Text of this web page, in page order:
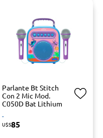
Parlante Bt Stitch
Con 2 Mic Mod.
C050D Bat Lithium
-
U$S85